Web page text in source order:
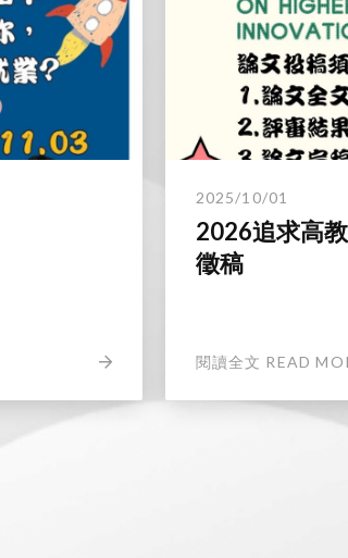
2025/10/01
2026追求高
徵稿
閱讀全文 READ